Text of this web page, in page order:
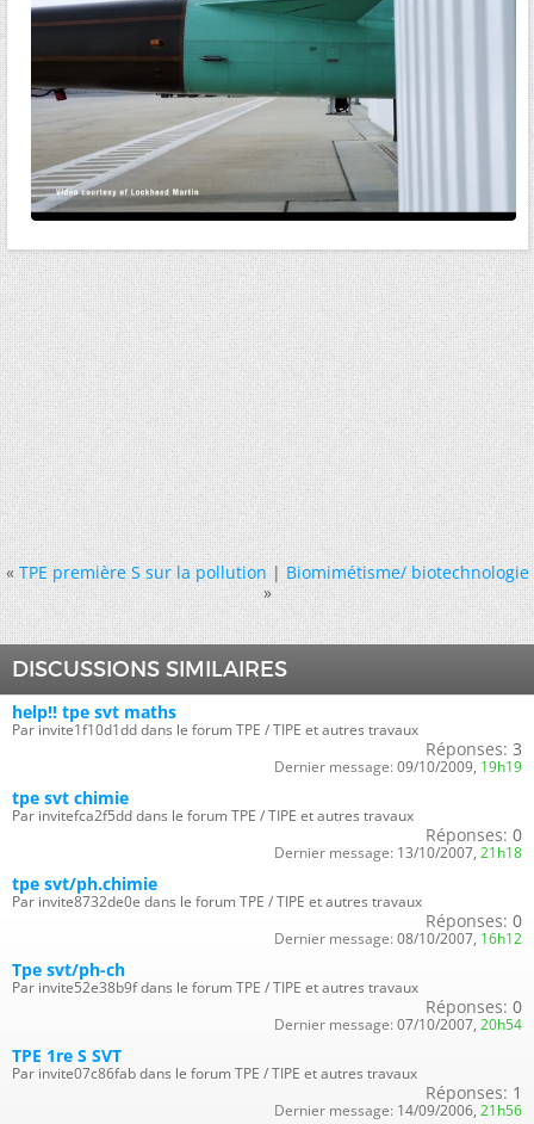
« TPE première S sur la pollution|Biomimétisme/ biotechnologie
»
DISCUSSIONS SIMILAIRES
help!! tpe svt maths
Par invite1f10d1dd dans le forum TPE / TIPE et autres travaux
Réponses: 3
Dernier message: 09/10/2009, 19h19
tpe svt chimie
Par invitefca2f5dd dans le forum TPE / TIPE et autres travaux
Réponses: 0
Dernier message: 13/10/2007, 21h18
tpe svt/ph.chimie
Par invite8732de0e dans le forum TPE / TIPE et autres travaux
Réponses: 0
Dernier message: 08/10/2007, 16h12
Tpe svt/ph-ch
Par invite52e38b9f dans le forum TPE / TIPE et autres travaux
Réponses: 0
Dernier message: 07/10/2007, 20h54
TPE 1re S SVT
Par invite07c86fab dans le forum TPE / TIPE et autres travaux
Réponses: 1
Dernier message: 14/09/2006, 21h56